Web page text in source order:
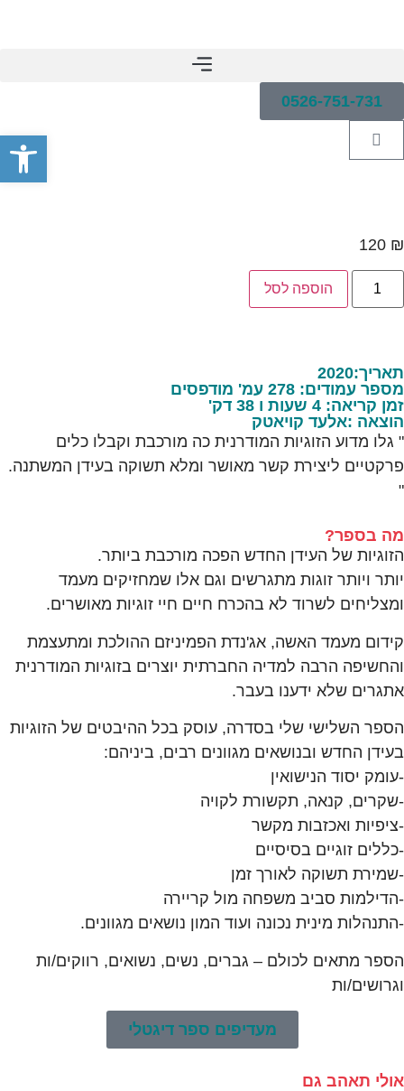
0526-751-731
120 ₪
הוספה לסל
תאריך:2020
מספר עמודים: 278 עמ' מודפסים
זמן קריאה: 4 שעות ו 38 דק'
הוצאה :אלעד קויאטק
" גלו מדוע הזוגיות המודרנית כה מורכבת וקבלו כלים
פרקטיים ליצירת קשר מאושר ומלא תשוקה בעידן המשתנה.
"
מה בספר?
הזוגיות של העידן החדש הפכה מורכבת ביותר.
יותר ויותר זוגות מתגרשים וגם אלו שמחזיקים מעמד
ומצליחים לשרוד לא בהכרח חיים חיי זוגיות מאושרים.
קידום מעמד האשה, אג'נדת הפמיניזם ההולכת ומתעצמת
והחשיפה הרבה למדיה החברתית יוצרים בזוגיות המודרנית
אתגרים שלא ידענו בעבר.
הספר השלישי שלי בסדרה, עוסק בכל ההיבטים של הזוגיות
בעידן החדש ובנושאים מגוונים רבים, ביניהם:
-עומק יסוד הנישואין
-שקרים, קנאה, תקשורת לקויה
-ציפיות ואכזבות מקשר
-כללים זוגיים בסיסיים
-שמירת תשוקה לאורך זמן
-הדילמות סביב משפחה מול קריירה
-התנהלות מינית נכונה ועוד המון נושאים מגוונים.
הספר מתאים לכולם – גברים, נשים, נשואים, רווקים/ות
וגרושים/ות
מעדיפים ספר דיגטלי
אולי תאהב גם
פתח